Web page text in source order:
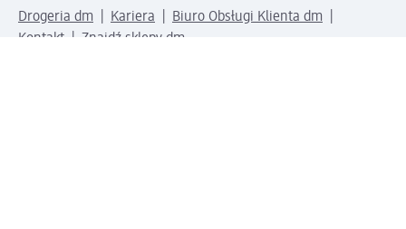
Drogeria dm Kariera
Biuro Obsługi Klienta dm
Kontakt
Znajdź sklepy dm